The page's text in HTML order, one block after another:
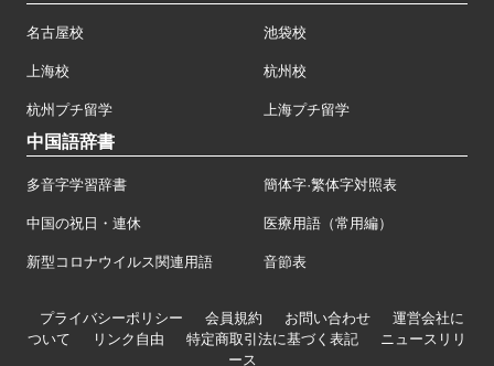
名古屋校 池袋校
上海校 杭州校
杭州プチ留学 上海プチ留学
中国語辞書
多音字学習辞書 簡体字·繁体字対照表
中国の祝日・連休 医療用語（常用編）
新型コロナウイルス関連用語 音節表
プライバシーポリシー 会員規約 お問い合わせ
運営会社に
ついて
リンク自由 特定商取引法に基づく表記
ニュースリリ
ース